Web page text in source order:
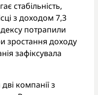
стабільність,
з доходом 7,3
потрапили
зростання доходу
зафіксувала
компанії з